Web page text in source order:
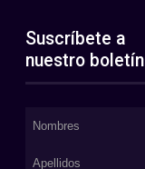
Suscríbete a
nuestro boletín